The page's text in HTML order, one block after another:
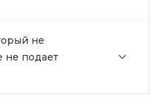
не
не подает